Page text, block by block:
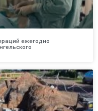
ежегодно